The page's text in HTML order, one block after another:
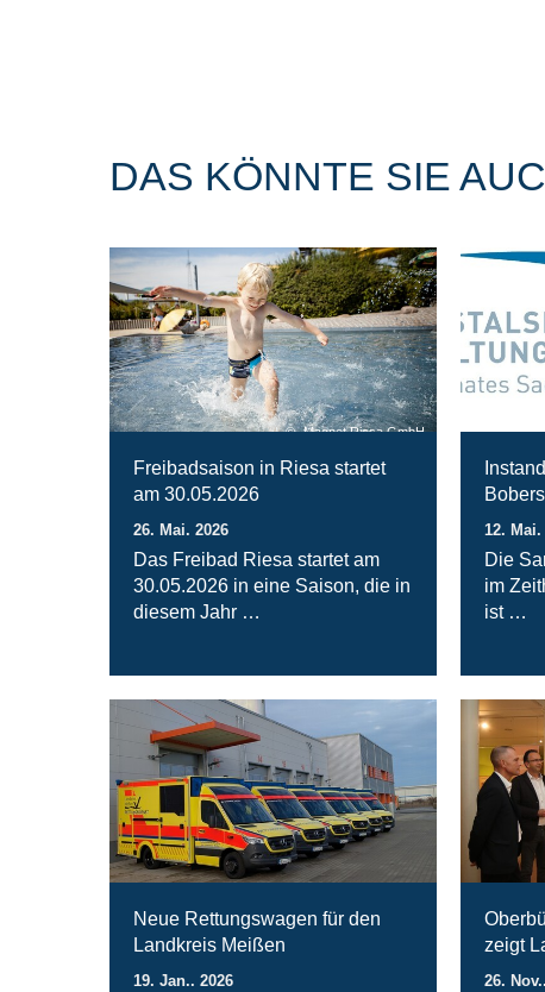
DAS KÖNNTE SIE
Magnet Riesa GmbH
Freibadsaison in Riesa startet
am 30.05.2026
26. Mai. 2026
Das Freibad Riesa startet am
30.05.2026 in eine Saison, die in
diesem Jahr …
12. Mai.
Die
im
ist …
Neue Rettungswagen für den
Landkreis Meißen
19. Jan.. 2026
zeigt
26.